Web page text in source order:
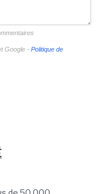
Google - Politique de